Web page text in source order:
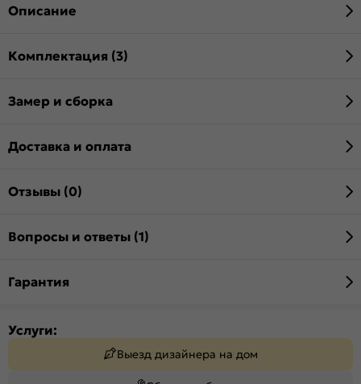
Описание
Комплектация (3)
Замер и сборка
Доставка и оплата
Отзывы (0)
Вопросы и ответы (1)
Гарантия
Услуги:
Выезд дизайнера на дом